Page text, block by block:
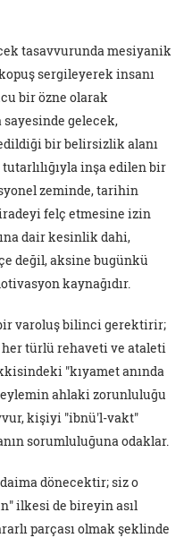
tasavvurunda mesiyanik
sergileyerek insanı
bir özne olarak
sayesinde gelecek,
bir belirsizlik alanı
inşa edilen bir
zeminde, tarihin
felç etmesine izin
dair kesinlik dahi,
değil, aksine bugünkü
kaynağıdır.
varoluş bilinci gerektirir;
türlü rehaveti ve ataleti
"kıyamet anında
ahlaki zorunluluğu
kişiyi "ibnü'l-vakt"
sorumluluğuna odaklar.
dönecektir; siz o
ilkesi de bireyin asıl
parçası olmak şeklinde